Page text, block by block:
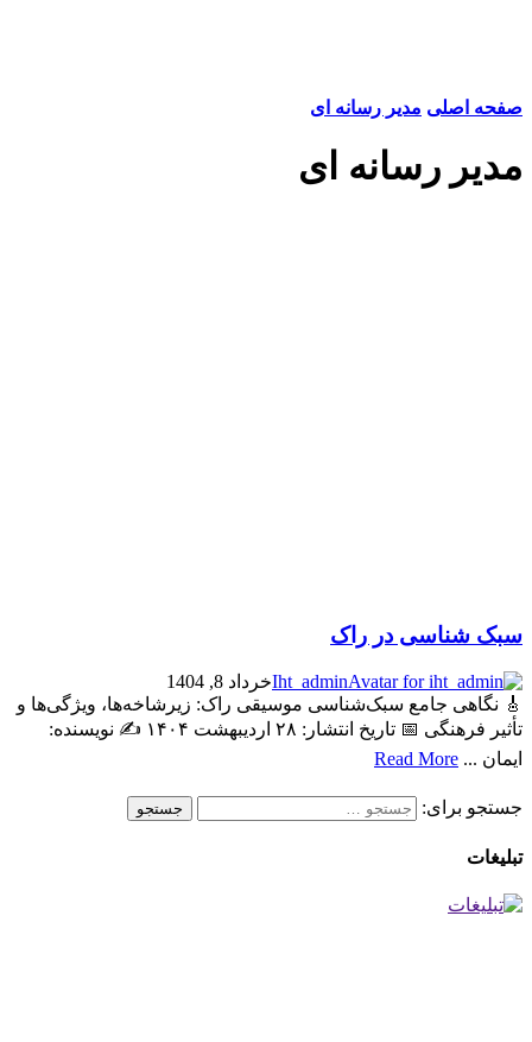
صفحه اصلی مدیر رسانه ای
مدیر رسانه ای
سبک شناسی در راک
Iht_adminخرداد 8, 1404
🎸 نگاهی جامع سبک‌شناسی موسیقی راک: زیرشاخه‌ها، ویژگی‌ها و
تأثیر فرهنگی 📅 تاریخ انتشار: ۲۸ اردیبهشت ۱۴۰۴ ✍️ نویسنده:
ایمان ... Read More
جستجو برای:
تبلیغات